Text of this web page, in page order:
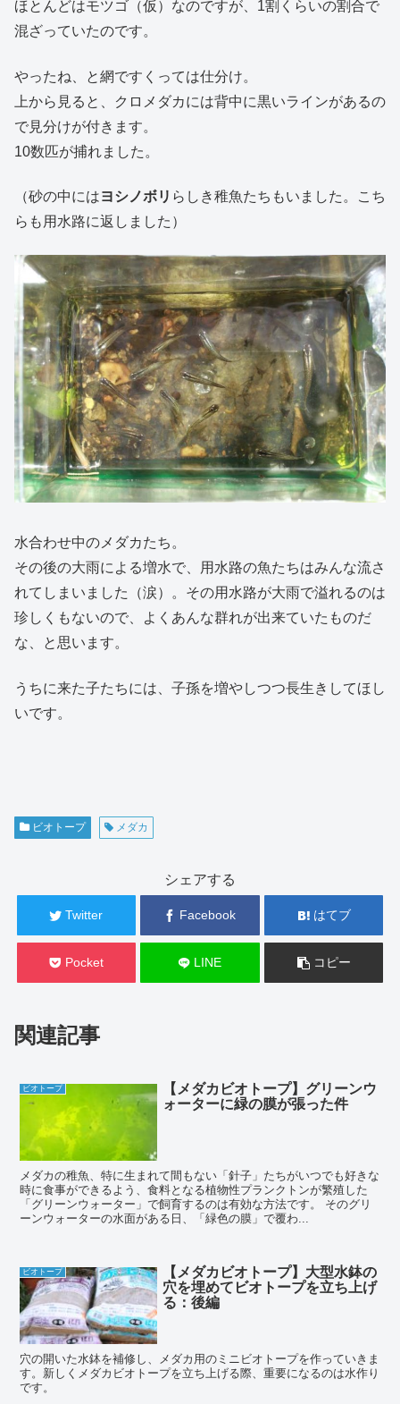
ほとんどはモツゴ（仮）なのですが、1割くらいの割合で
混ざっていたのです。
やったね、と網ですくっては仕分け。
上から見ると、クロメダカには背中に黒いラインがあるの
で見分けが付きます。
10数匹が捕れました。
（砂の中にはヨシノボリ らしき稚魚たちもいました。こち
らも用水路に返しました）
水合わせ中のメダカたち。
その後の大雨による増水で、用水路の魚たちはみんな流さ
れてしまいました（涙）。その用水路が大雨で溢れるのは
珍しくもないので、よくあんな群れが出来ていたものだ
な、と思います。
うちに来た子たちには、子孫を増やしつつ長生きしてほし
いです。
ビオトープ メダカ
シェアする
Twitter Facebook はてブ
Pocket LINE コピー
関連記事
ビオトープ
【メダカビオトープ】グリーンウ
ォーターに緑の膜が張った件
メダカの稚魚、特に生まれて間もない「針子」たちがいつでも好きな
時に食事ができるよう、食料となる植物性プランクトンが繁殖した
「グリーンウォーター」で飼育するのは有効な方法です。 そのグリ
ーンウォーターの水面がある日、「緑色の膜」で覆わ...
ビオトープ
【メダカビオトープ】大型水鉢の
穴を埋めてビオトープを立ち上げ
る：後編
穴の開いた水鉢を補修し、メダカ用のミニビオトープを作っていきま
す。新しくメダカビオトープを立ち上げる際、重要になるのは水作り
です。